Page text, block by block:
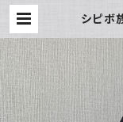
シピ
ク | ア